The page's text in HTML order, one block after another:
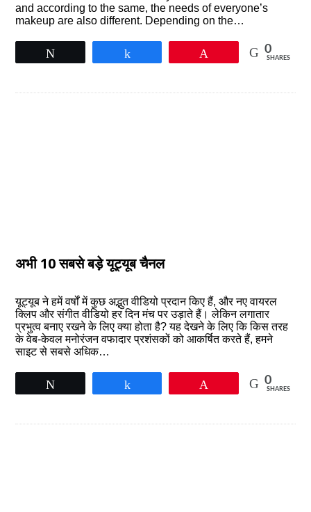
and according to the same, the needs of everyone’s
makeup are also different. Depending on the…
0
SHARES
अभी 10 सबसे बड़े यूट्यूब चैनल
यूट्यूब ने हमें वर्षों में कुछ अद्भुत वीडियो प्रदान किए हैं, और नए वायरल
क्लिप और संगीत वीडियो हर दिन मंच पर उड़ाते हैं। लेकिन लगातार
प्रभुत्व बनाए रखने के लिए क्या होता है? यह देखने के लिए कि किस तरह
के वेब-केवल मनोरंजन वफादार प्रशंसकों को आकर्षित करते हैं, हमने
साइट से सबसे अधिक…
0
SHARES